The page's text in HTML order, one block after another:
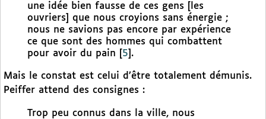
une idée bien fausse de ces gens [les
ouvriers] que nous croyions sans énergie ;
nous ne savions pas encore par expérience
ce que sont des hommes qui combattent
pour avoir du pain
5 .
Mais le constat est celui d’être totalement démunis.
Peiffer attend des consignes :
Trop peu connus dans la ville, nous